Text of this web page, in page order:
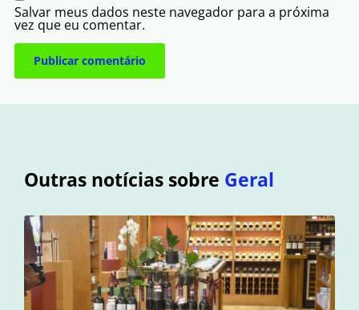
Salvar meus dados neste navegador para a próxima
vez que eu comentar.
Outras notícias sobre Geral